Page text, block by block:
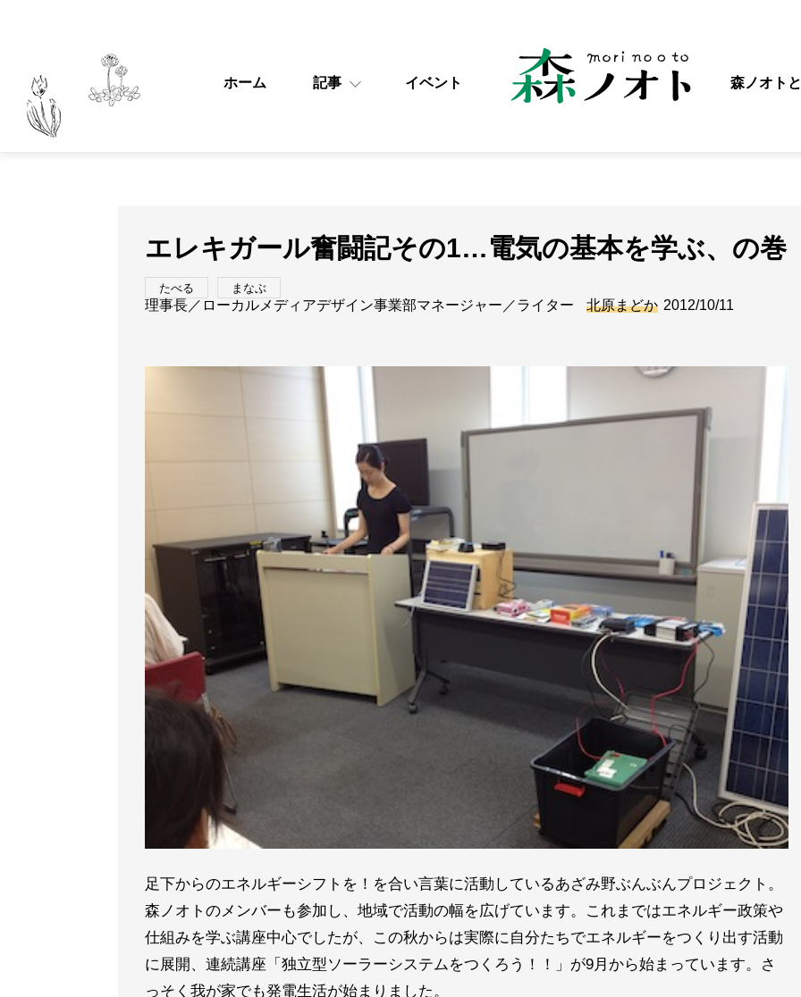
ホーム 記事 イベント 森ノオト
エレキガール奮闘記その1…電気の基本を学ぶ、の巻
たべる まなぶ
理事長／ローカルメディアデザイン事業部マネージャー／ライター 北原まどか 2012/10/11
足下からのエネルギーシフトを！を合い言葉に活動しているあざみ野ぶんぶんプロジェクト。
森ノオトのメンバーも参加し、地域で活動の幅を広げています。これまではエネルギー政策や
仕組みを学ぶ講座中心でしたが、この秋からは実際に自分たちでエネルギーをつくり出す活動
に展開、連続講座「独立型ソーラーシステムをつくろう！！」が9月から始まっています。さ
っそく我が家でも発電生活が始まりました。